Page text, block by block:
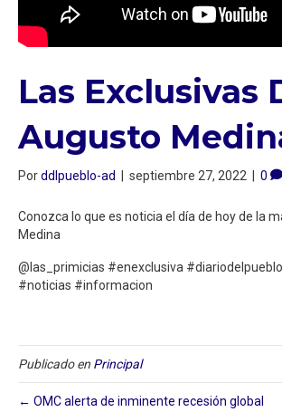
Las Exclusivas
Augusto
Porddlpueblo-ad septiembre 27, 2022 0
Conozca lo que es noticia el día de hoy de la
Medina
@las_primicias #enexclusiva
#noticias #informacion
Publicado en Principal
← OMC alerta de inminente recesión global